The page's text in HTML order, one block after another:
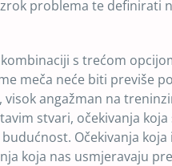
problema te definirati
s trećom
meča neće biti previše
angažman na
stvari, očekivanja koja
Očekivanja koja
koja nas usmjeravaju